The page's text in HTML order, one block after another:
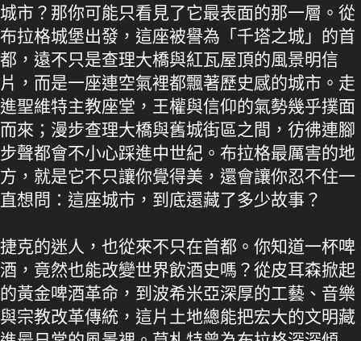
城市？那你可能只看見了它最表面的那一層。從
布拉格城堡出發，這座被譽為「千塔之城」的首
都，遠不只是查理大橋與紅瓦屋頂的風景明信
片，而是一座連空氣裡都飄著歷史感的城市。走
進聖維特主教座堂，王權與信仰的氣勢幾乎撲面
而來；漫步查理大橋與舊城街區之間，彷彿連腳
步聲都會不小心踩進中世紀。布拉格最厲害的地
方，就是它不只讓你覺得美，還會讓你忍不住一
直想問：這座城市，到底還藏了多少故事？
捷克的迷人，也從來不只在首都。你知道一杯啤
酒，竟然也能改變世界飲酒史嗎？從皮耳森掀起
的黃金啤酒革命，到波希米亞深厚的工藝、音樂
與宗教改革傳統，這片土地總能把宏大的文明藏